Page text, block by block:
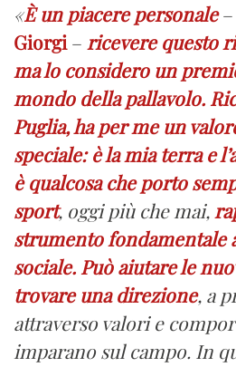
«È un piacere personale
Giorgi– ricevere questo
ma lo considero un
mondo della pallavolo.
Puglia, ha per me un
speciale: è la mia terra e
è qualcosa che porto
sport, oggi più che mai,
strumento fondamentale
sociale. Può aiutare le
trovare una direzione, a
attraverso valori e
imparano sul campo. In